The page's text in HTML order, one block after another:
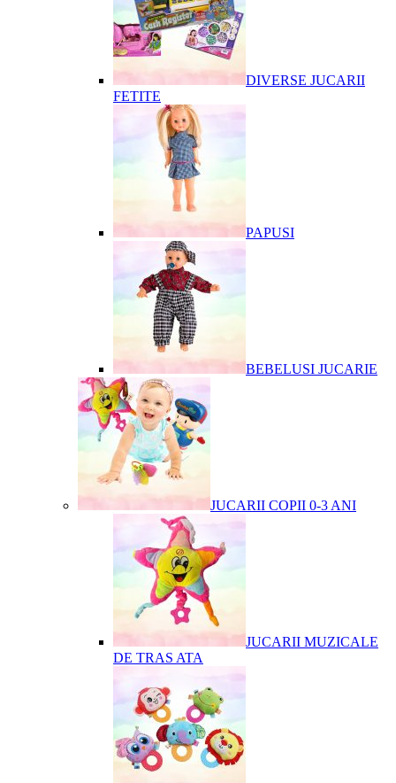
DIVERSE JUCARII
FETITE
PAPUSI
BEBELUSI JUCARIE
JUCARII COPII 0-3 ANI
JUCARII MUZICALE
DE TRAS ATA